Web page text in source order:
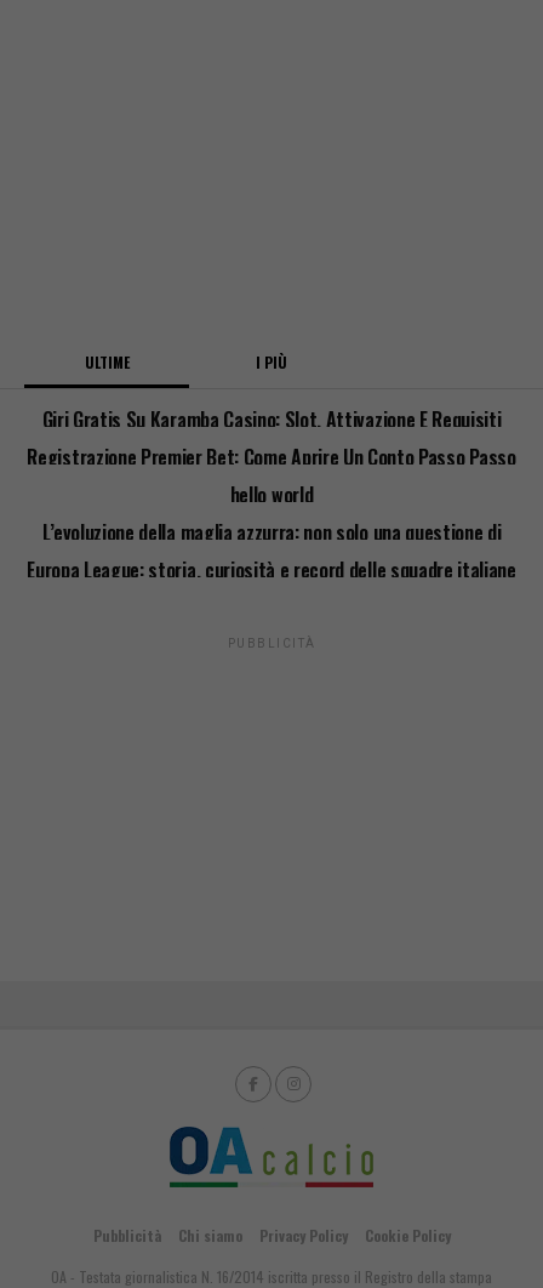
ULTIME I PIÙ
Giri Gratis Su Karamba Casino: Slot, Attivazione E Requisiti
Registrazione Premier Bet: Come Aprire Un Conto Passo Passo
hello world
L’evoluzione della maglia azzurra: non solo una questione di
stile
Europa League: storia, curiosità e record delle squadre italiane
PUBBLICITÀ
Pubblicità Chi siamo Privacy Policy
Cookie Policy
OA - Testata giornalistica N. 16/2014 iscritta presso il Registro della stampa